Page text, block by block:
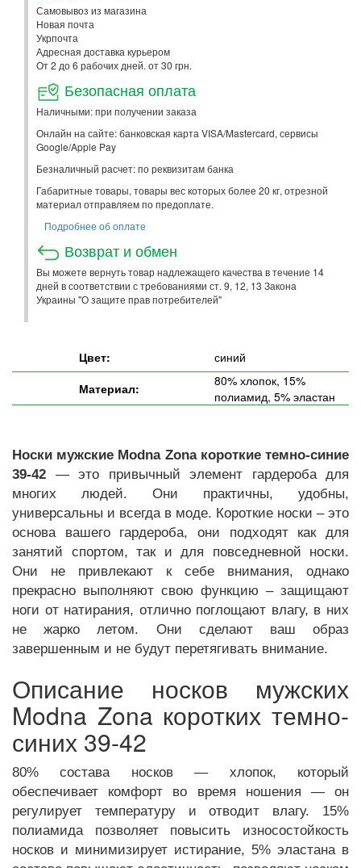
Самовывоз из магазина
Новая почта
Укрпочта
Адресная доставка курьером
От 2 до 6 рабочих дней. от 30 грн.
Безопасная оплата
Наличными: при получении заказа
Онлайн на сайте: банковская карта VISA/Mastercard, сервисы
Google/Apple Pay
Безналичный расчет: по реквизитам банка
Габаритные товары, товары вес которых более 20 кг, отрезной
материал отправляем по предоплате.
Подробнее об оплате
Возврат и обмен
Вы можете вернуть товар надлежащего качества в течение 14
дней в соответствии с требованиями ст. 9, 12, 13 Закона
Украины "О защите прав потребителей"
Цвет:
синий
Материал:
80% хлопок, 15%
полиамид, 5% эластан
Носки мужские Modna Zona короткие темно-синие
39-42 — это привычный элемент гардероба для
многих людей. Они практичны, удобны,
универсальны и всегда в моде. Короткие носки – это
основа вашего гардероба, они подходят как для
занятий спортом, так и для повседневной носки.
Они не привлекают к себе внимания, однако
прекрасно выполняют свою функцию – защищают
ноги от натирания, отлично поглощают влагу, в них
не жарко летом. Они сделают ваш образ
завершенным и не будут перетягивать внимание.
Описание носков мужских
Modna Zona коротких темно-
синих 39-42
80% состава носков — хлопок, который
обеспечивает комфорт во время ношения — он
регулирует температуру и отводит влагу. 15%
полиамида позволяет повысить износостойкость
носков и минимизирует истирание, 5% эластана в